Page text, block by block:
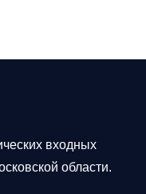
входных
области.